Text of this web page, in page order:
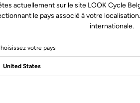
actuellement sur le site LOOK Cycle
le pays associé à votre
internationale.
votre pays